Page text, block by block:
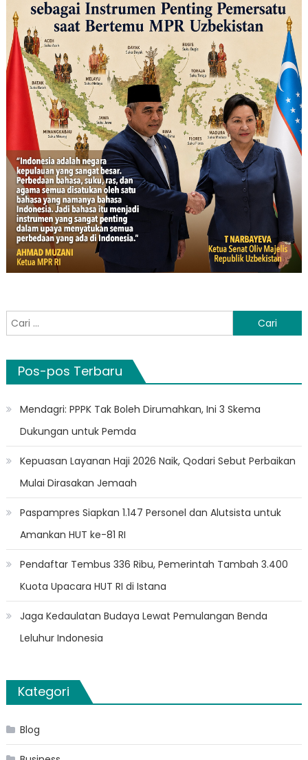
Cari
untuk:
Pos-pos Terbaru
Mendagri: PPPK Tak Boleh Dirumahkan, Ini 3 Skema
Dukungan untuk Pemda
Kepuasan Layanan Haji 2026 Naik, Qodari Sebut Perbaikan
Mulai Dirasakan Jemaah
Paspampres Siapkan 1.147 Personel dan Alutsista untuk
Amankan HUT ke-81 RI
Pendaftar Tembus 336 Ribu, Pemerintah Tambah 3.400
Kuota Upacara HUT RI di Istana
Jaga Kedaulatan Budaya Lewat Pemulangan Benda
Leluhur Indonesia
Kategori
Blog